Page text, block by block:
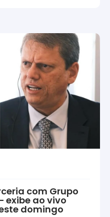
com Grupo
exibe ao vivo
domingo